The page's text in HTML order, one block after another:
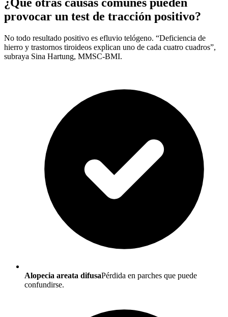
provocar un test de tracción positivo?
No todo resultado positivo es efluvio telógeno. “Deficiencia de
hierro y trastornos tiroideos explican uno de cada cuatro cuadros”,
subraya Sina Hartung, MMSC-BMI.
Alopecia areata difusaPérdida en parches que puede
confundirse.